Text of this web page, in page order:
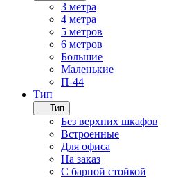
3 метра
4 метра
5 метров
6 метров
Большие
Маленькие
П-44
Тип
Тип
Без верхних шкафов
Встроенные
Для офиса
На заказ
С барной стойкой